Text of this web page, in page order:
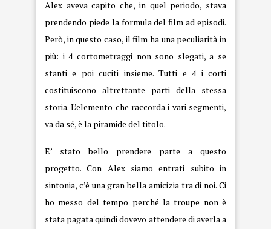
Alex aveva capito che, in quel periodo, stava
prendendo piede la formula del film ad episodi.
Però, in questo caso, il film ha una peculiarità in
più: i 4 cortometraggi non sono slegati, a se
stanti e poi cuciti insieme. Tutti e 4 i corti
costituiscono altrettante parti della stessa
storia. L’elemento che raccorda i vari segmenti,
va da sé, è la piramide del titolo.
E’ stato bello prendere parte a questo
progetto. Con Alex siamo entrati subito in
sintonia, c’è una gran bella amicizia tra di noi. Ci
ho messo del tempo perché la troupe non è
stata pagata quindi dovevo attendere di averla a